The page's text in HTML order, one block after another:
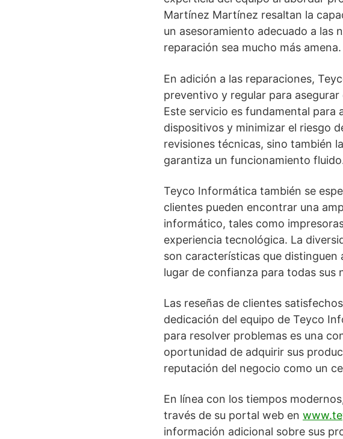
Martínez Martínez resaltan la
un asesoramiento adecuado a las
reparación sea mucho más amena.
En adición a las reparaciones,
preventivo y regular para
Este servicio es fundamental para
dispositivos y minimizar el riesgo
revisiones técnicas, sino también
garantiza un funcionamiento
Teyco Informática también se
clientes pueden encontrar una
informático, tales como
experiencia tecnológica. La
son características que distinguen
lugar de confianza para todas sus
Las reseñas de clientes
dedicación del equipo de Teyco
para resolver problemas es una
oportunidad de adquirir sus
reputación del negocio como un
En línea con los tiempos
través de su portal web en
información adicional sobre sus